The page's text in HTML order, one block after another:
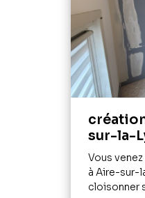
sur-la-
Vous
à Aire-sur-
cloisonner